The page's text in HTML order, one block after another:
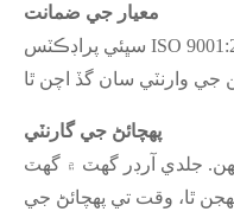
معيار جي ضمانت
سڀئي پراڊڪٽس ISO 9001:2015 معيارن جي تعميل ڪن ٿا
پهچائڻ جي گارنٽي
15 ڪم ڪندڙ ڏينهن. جلدي آرڊر گهٽ ۾ گهٽ
ٿا، وقت تي پهچائڻ جي